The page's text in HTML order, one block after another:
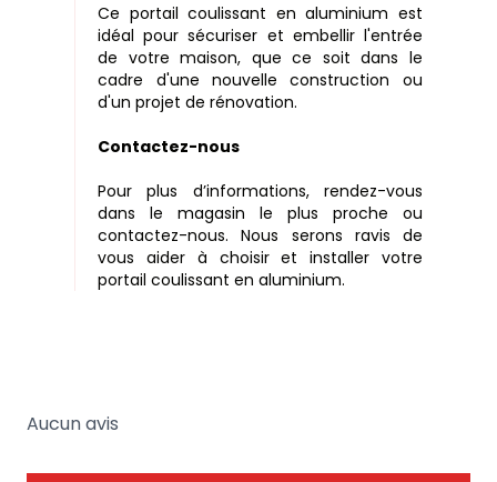
Ce portail coulissant en aluminium est
idéal pour sécuriser et embellir l'entrée
de votre maison, que ce soit dans le
cadre d'une nouvelle construction ou
d'un projet de rénovation.
Contactez-nous
Pour plus d’informations, rendez-vous
dans le magasin le plus proche ou
contactez-nous. Nous serons ravis de
vous aider à choisir et installer votre
portail coulissant en aluminium.
Aucun avis